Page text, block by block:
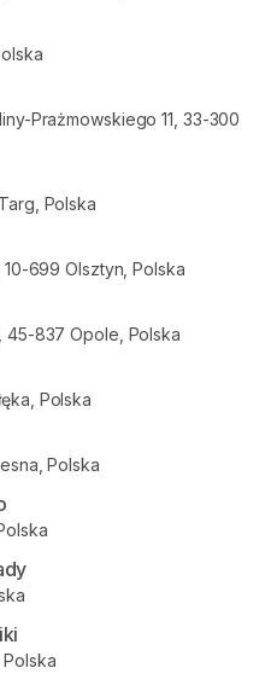
Prażmowskiego 11, 33-300
Polska
10-699 Olsztyn, Polska
45-837 Opole, Polska
Polska
Polska